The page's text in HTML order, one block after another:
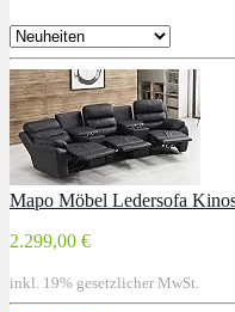
Mapo Möbel Ledersofa
2.299,00 €
inkl. 19% gesetzlicher MwSt.